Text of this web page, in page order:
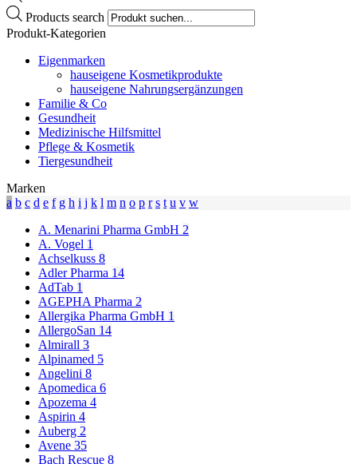
Products search
Produkt-Kategorien
Eigenmarken
hauseigene Kosmetikprodukte
hauseigene Nahrungsergänzungen
Familie & Co
Gesundheit
Medizinische Hilfsmittel
Pflege & Kosmetik
Tiergesundheit
Marken
a b c d e f g h i j k l m n o p r s t u v w
A. Menarini Pharma GmbH 2
A. Vogel 1
Achselkuss 8
Adler Pharma 14
AdTab 1
AGEPHA Pharma 2
Allergika Pharma GmbH 1
AllergoSan 14
Almirall 3
Alpinamed 5
Angelini 8
Apomedica 6
Apozema 4
Aspirin 4
Auberg 2
Avene 35
Bach Rescue 8